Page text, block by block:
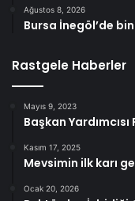
Ağustos 8, 2026
Bursa İnegöl’de
Rastgele Haberler
Mayıs 9, 2023
Başkan Yardımcısı
Kasım 17, 2025
Mevsimin ilk karı
Ocak 20, 2026